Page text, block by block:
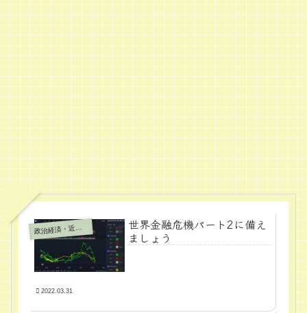
政
治経済・近代学問
世界金融危機パート2に備え
ましょう
2022.03.31